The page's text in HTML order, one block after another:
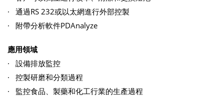
· 通過RS 232或以太網進行外部控製
· 附帶分析軟件PDAnalyze
應用領域
· 設備排放監控
· 控製研磨和分類過程
· 監控食品、製藥和化工行業的生產過程